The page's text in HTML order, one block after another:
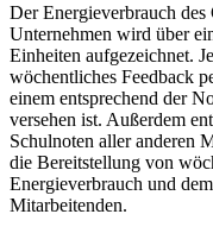
Der Energieverbrauch
Unternehmen wird über
Einheiten aufgezeichnet.
wöchentliches Feedback
einem entsprechend der
versehen ist. Außerdem
Schulnoten aller anderen
die Bereitstellung von
Energieverbrauch und
Mitarbeitenden.